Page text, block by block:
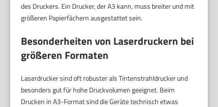
des Druckers. Ein Drucker, der A3 kann, muss breiter und mit
größeren Papierfächern ausgestattet sein.
Besonderheiten von Laserdruckern bei
größeren Formaten
Laserdrucker sind oft robuster als Tintenstrahldrucker und
besonders gut für hohe Druckvolumen geeignet. Beim
Drucken in A3-Format sind die Geräte technisch etwas